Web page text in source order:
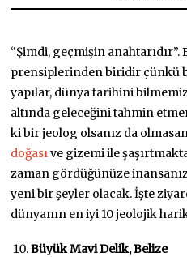
“Şimdi, geçmişin
prensiplerinden biridir çünkü
yapılar, dünya tarihini
altında geleceğini tahmin
ki bir jeolog olsanız da
doğasıve gizemi ile
zaman gördüğünüze
yeni bir şeyler olacak. İşte
dünyanın en iyi 10 jeolojik
Büyük Mavi Delik, Belize